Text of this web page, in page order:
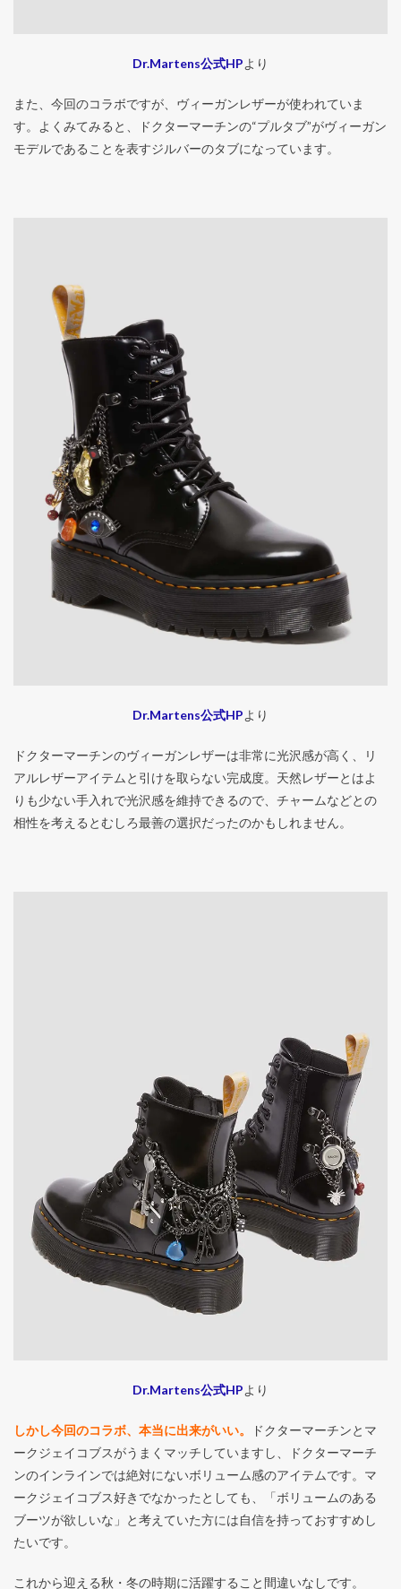
Dr.Martens公式HPより
また、今回のコラボですが、ヴィーガンレザーが使われていま
す。よくみてみると、ドクターマーチンの“プルタブ”がヴィーガン
モデルであることを表すジルバーのタブになっています。
Dr.Martens公式HPより
ドクターマーチンのヴィーガンレザーは非常に光沢感が高く、リ
アルレザーアイテムと引けを取らない完成度。天然レザーとはよ
りも少ない手入れで光沢感を維持できるので、チャームなどとの
相性を考えるとむしろ最善の選択だったのかもしれません。
Dr.Martens公式HPより
しかし今回のコラボ、本当に出来がいい。
ドクターマーチンとマ
ークジェイコブスがうまくマッチしていますし、ドクターマーチ
ンのインラインでは絶対にないボリューム感のアイテムです。マ
ークジェイコブス好きでなかったとしても、「ボリュームのある
ブーツが欲しいな」と考えていた方には自信を持っておすすめし
たいです。
これから迎える秋・冬の時期に活躍すること間違いなしです。